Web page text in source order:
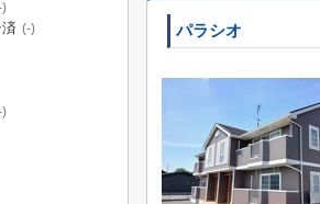
パラシオ
)
(-)
)